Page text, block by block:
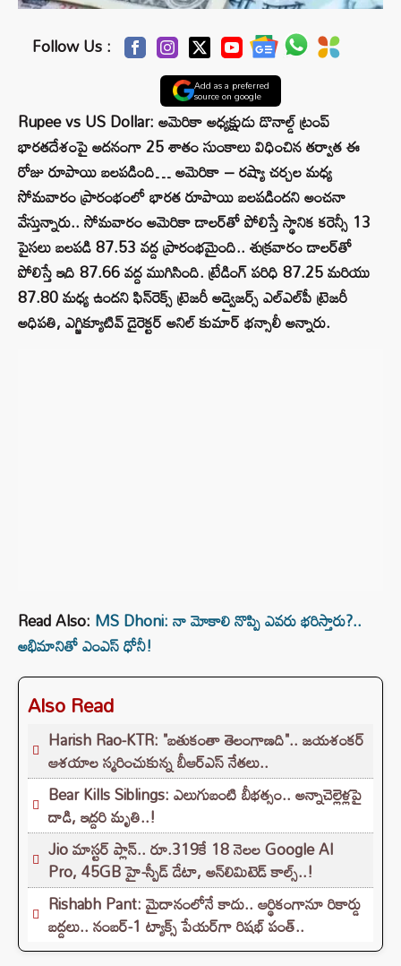
Follow Us :
Add as a preferred
source on google
Rupee vs US Dollar: అమెరికా అధ్యక్షుడు డొనాల్డ్ ట్రంప్
భారతదేశంపై అదనంగా 25 శాతం సుంకాలు విధించిన తర్వాత ఈ
రోజు రూపాయి బలపడింది… అమెరికా – రష్యా చర్చల మధ్య
సోమవారం ప్రారంభంలో భారత రూపాయి బలపడిందని అంచనా
వేస్తున్నారు.. సోమవారం అమెరికా డాలర్‌తో పోలిస్తే స్థానిక కరెన్సీ 13
పైసలు బలపడి 87.53 వద్ద ప్రారంభమైంది.. శుక్రవారం డాలర్‌తో
పోలిస్తే ఇది 87.66 వద్ద ముగిసింది. ట్రేడింగ్ పరిధి 87.25 మరియు
87.80 మధ్య ఉందని ఫిన్‌రెక్స్ ట్రెజరీ అడ్వైజర్స్ ఎల్‌ఎల్‌పీ ట్రెజరీ
అధిపతి, ఎగ్జిక్యూటివ్ డైరెక్టర్ అనిల్ కుమార్ భన్సాలీ అన్నారు.
Read Also: MS Dhoni: నా మోకాలి నొప్పి ఎవరు భరిస్తారు?..
అభిమానితో ఎంఎస్ ధోనీ!
Also Read
Harish Rao-KTR: "బతుకంతా తెలంగాణది".. జయశంకర్
ఆశయాల స్మరించుకున్న బీఆర్ఎస్ నేతలు..
Bear Kills Siblings: ఎలుగుబంటి బీభత్సం.. అన్నాచెల్లెళ్లపై
దాడి, ఇద్దరి మృతి..!
Jio మాస్టర్ ప్లాన్.. రూ.319కే 18 నెలల Google AI
Pro, 45GB హై-స్పీడ్ డేటా, అన్⁭లిమిటెడ్ కాల్స్..!
Rishabh Pant: మైదానంలోనే కాదు.. ఆర్థికంగానూ రికార్డు
బద్దలు.. నంబర్-1 ట్యాక్స్ పేయర్‌గా రిషభ్ పంత్..